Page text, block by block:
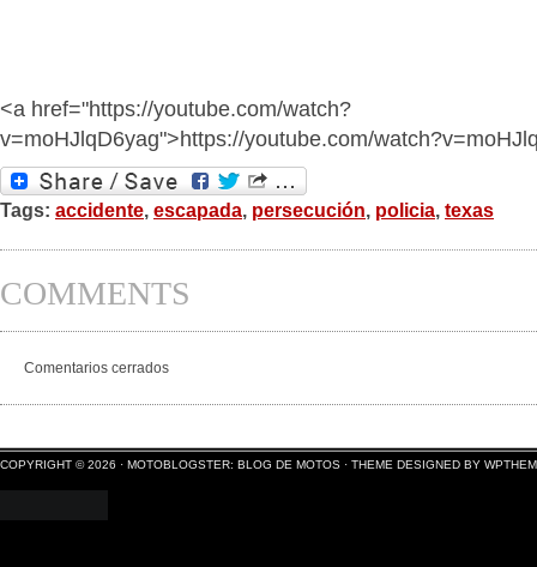
<a href="https://youtube.com/watch?
v=moHJlqD6yag">https://youtube.com/
Tags: accidente, escapada, persecución, policia, texas
COMMENTS
Comentarios cerrados
COPYRIGHT © 2026 · MOTOBLOGSTER: BLOG DE MOTOS · THEME DESIGNED BY